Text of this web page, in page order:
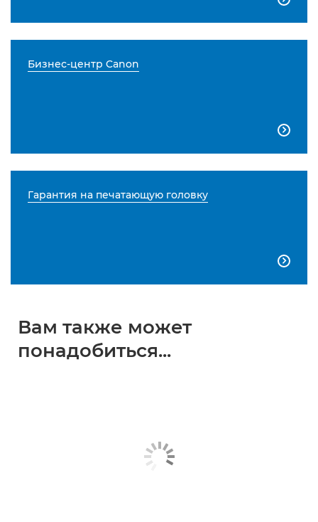
Бизнес-центр Canon

Гарантия на печатающую головку

Вам также может
понадобиться...